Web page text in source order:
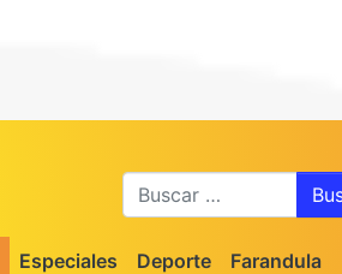
Especiales Deporte Farandula